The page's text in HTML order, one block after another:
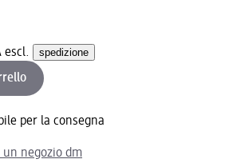
escl. spedizione
per la consegna
negozio dm